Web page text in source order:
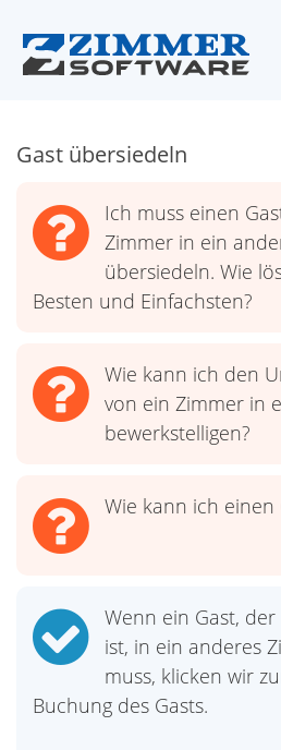
Gast übersiedeln
Ich muss einen
Zimmer in ein
übersiedeln. Wie
Besten und Einfachsten?
Wie kann ich den
von ein Zimmer in
bewerkstelligen?
Wie kann ich einen
Wenn ein Gast,
ist, in ein anderes
muss, klicken wir
Buchung des Gasts.